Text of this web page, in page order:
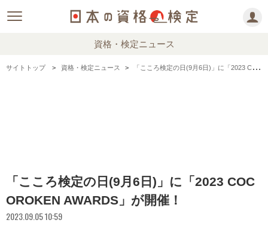
資格・検定ニュース
サイトトップ 資格・検定ニュース 「こころ検定の日(9月6日)」に「2023 COCOROKEN AWARDS」が開催！
「こころ検定の日(9月6日)」に「2023 COC
OROKEN AWARDS」が開催！
2023.09.05 10:59